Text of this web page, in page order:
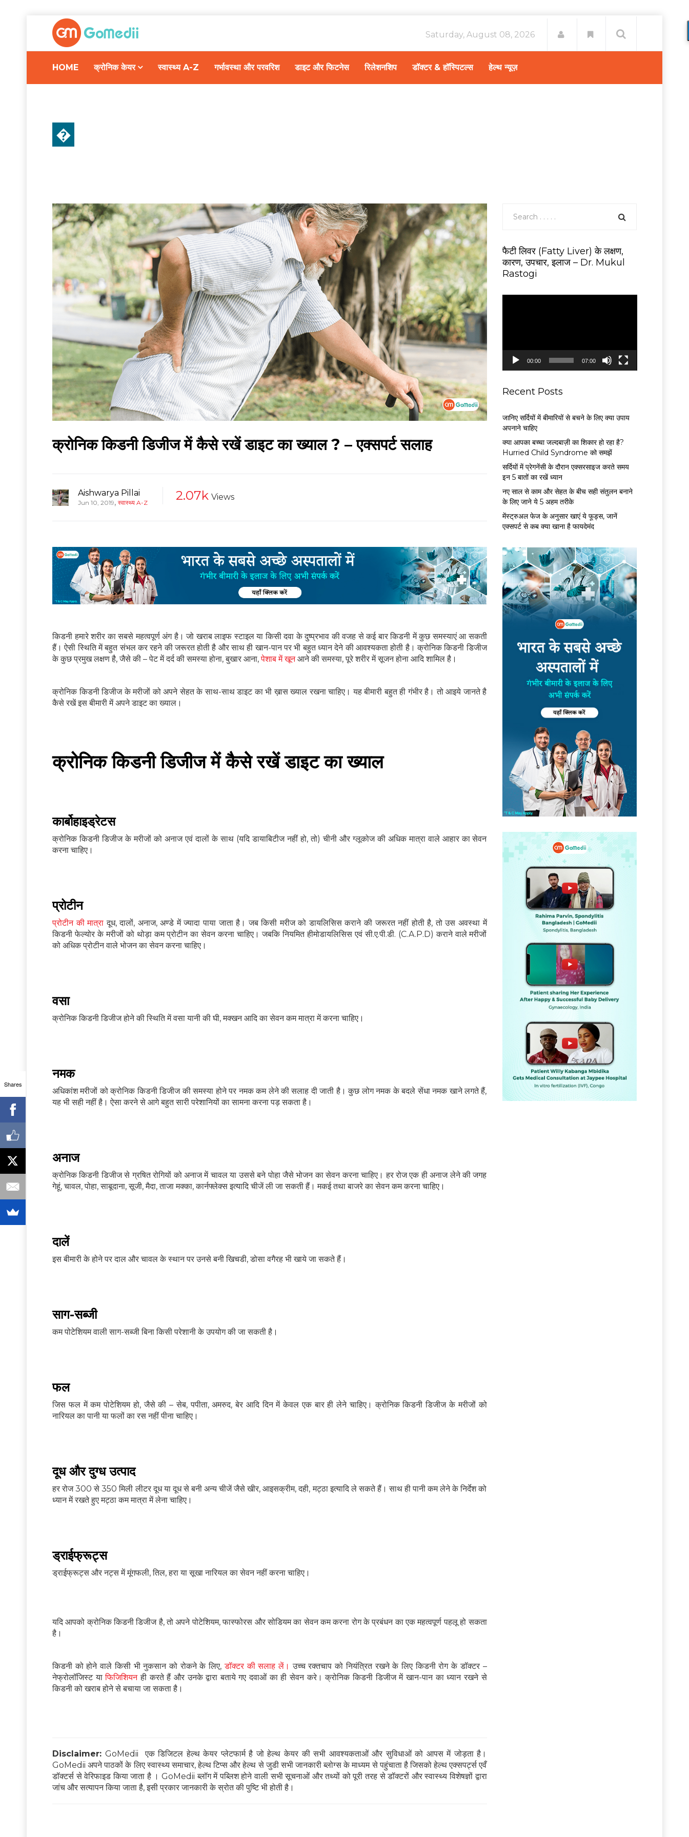
Saturday, August 08, 2026
HOME क्रोनिक केयर स्वास्थ्य A-Z गर्भावस्था और परवरिश डाइट और फिटनेस रिलेशनशिप डॉक्टर & हॉस्पिटल्स हेल्थ न्यूज़
�
क्रोनिक किडनी डिजीज में कैसे रखें डाइट का ख्याल ? – एक्सपर्ट सलाह
Aishwarya Pillai
Jun 10, 2019, स्वास्थ्य A-Z 2.07k Views
किडनी हमारे शरीर का सबसे महत्‍वपूर्ण अंग है। जो खराब लाइफ स्‍टाइल या किसी दवा के दुष्‍प्रभाव की वजह से कई बार किडनी में कुछ समस्‍याएं आ सकती
हैं। ऐसी स्थिति में बहुत संभल कर रहने की जरूरत होती है और साथ ही खान-पान पर भी बहुत ध्यान देने की आवश्यकता होती है। क्रोनिक किडनी डिजीज
के कुछ प्रमुख लक्षण है, जैसे की – पेट में दर्द की समस्या होना, बुखार आना,पेशाब में खूनआने की समस्या, पूरे शरीर में सूजन होना आदि शामिल है।
क्रोनिक किडनी डिजीज के मरीजों को अपने सेहत के साथ-साथ डाइट का भी ख़ास ख्याल रखना चाहिए। यह बीमारी बहुत ही गंभीर है। तो आइये जानते है
कैसे रखें इस बीमारी में अपने डाइट का ख्याल।
क्रोनिक किडनी डिजीज में कैसे रखें डाइट का ख्याल
कार्बोहाइड्रेटस
क्रोनिक किडनी डिजीज के मरीजों को अनाज एवं दालों के साथ (यदि डायाबिटीज नहीं हो, तो) चीनी और ग्लूकोज की अधिक मात्रा वाले आहार का सेवन
करना चाहिए।
प्रोटीन
प्रोटीन की मात्रा दूध, दालों, अनाज, अण्डे में ज्यादा पाया जाता है। जब किसी मरीज को डायलिसिस कराने की जरूरत नहीं होती है, तो उस अवस्था में
किडनी फेल्योर के मरीजों को थोड़ा कम प्रोटीन का सेवन करना चाहिए। जबकि नियमित हीमोडायलिसिस एवं सी.ए.पी.डी. (C.A.P.D) कराने वाले मरीजों
को अधिक प्रोटीन वाले भोजन का सेवन करना चाहिए।
वसा
क्रोनिक किडनी डिजीज होने की स्थिति में वसा यानी की घी, मक्‍खन आदि का सेवन कम मात्रा में करना चाहिए।
नमक
अधिकांश मरीजों को क्रोनिक किडनी डिजीज की समस्या होने पर नमक कम लेने की सलाह दी जाती है। कुछ लोग नमक के बदले सेंधा नमक खाने लगते हैं,
यह भी सही नहीं है। ऐसा करने से आगे बहुत सारी परेशानियों का सामना करना पड़ सकता है।
अनाज
क्रोनिक किडनी डिजीज से ग्रषित रोगियों को अनाज में चावल या उससे बने पोहा जैसे भोजन का सेवन करना चाहिए। हर रोज एक ही अनाज लेने की जगह
गेहूं, चावल, पोहा, साबूदाना, सूजी, मैदा, ताजा मक्का, कार्नफ्लेक्स इत्यादि चीजें ली जा सकती हैं। मकई तथा बाजरे का सेवन कम करना चाहिए।
दालें
इस बीमारी के होने पर दाल और चावल के स्थान पर उनसे बनी खिचडी, डोसा वगैरह भी खाये जा सकते हैं।
साग-सब्जी
कम पोटेशियम वाली साग-सब्‍जी बिना किसी परेशानी के उपयोग की जा सकती है।
फल
जिस फल में कम पोटेशियम हो, जैसे की – सेब, पपीता, अमरुद, बेर आदि दिन में केवल एक बार ही लेने चाहिए। क्रोनिक किडनी डिजीज के मरीजों को
नारियल का पानी या फलों का रस नहीं पीना चाहिए।
दूध और दुग्‍ध उत्‍पाद
हर रोज 300 से 350 मिली लीटर दूध या दूध से बनी अन्य चीजें जैसे खीर, आइसक्रीम, दही, मट्ठा इत्यादि ले सकते हैं। साथ ही पानी कम लेने के निर्देश को
ध्यान में रखते हुए मट्ठा कम मात्रा में लेना चाहिए।
ड्राईफ्रूट्स
ड्राईफ्रूट्स और नट्स में मूंगफली, तिल, हरा या सूखा नारियल का सेवन नहीं करना चाहिए।
यदि आपको क्रोनिक किडनी डिजीज है, तो अपने पोटेशियम, फास्फोरस और सोडियम का सेवन कम करना रोग के प्रबंधन का एक महत्वपूर्ण पहलू हो सकता
है।
किडनी को होने वाले किसी भी नुकसान को रोकने के लिए,डॉक्टर की सलाह लें। उच्च रक्तचाप को नियंत्रित रखने के लिए किडनी रोग के डॉक्टर –
नेफ्रोलॉजिस्ट याफिजिशियनही करते हैं और उनके द्वारा बताये गए दवाओं का ही सेवन करे। क्रोनिक किडनी डिजीज में खान-पान का ध्यान रखने से
किडनी को खराब होने से बचाया जा सकता है।
Disclaimer: GoMedii एक डिजिटल हेल्थ केयर प्लेटफार्म है जो हेल्थ केयर की सभी आवश्यकताओं और सुविधाओं को आपस में जोड़ता है।
GoMedii अपने पाठकों के लिए स्वास्थ्य समाचार, हेल्थ टिप्स और हेल्थ से जुडी सभी जानकारी ब्लोग्स के माध्यम से पहुंचाता है जिसको हेल्थ एक्सपर्ट्स एवँ
डॉक्टर्स से वेरिफाइड किया जाता है । GoMedii ब्लॉग में पब्लिश होने वाली सभी सूचनाओं और तथ्यों को पूरी तरह से डॉक्टरों और स्वास्थ्य विशेषज्ञों द्वारा
जांच और सत्यापन किया जाता है, इसी प्रकार जानकारी के स्रोत की पुष्टि भी होती है।
फैटी लिवर (Fatty Liver) के लक्षण,
कारण, उपचार, इलाज – Dr. Mukul
Rastogi
y
00:00 07:00
Recent Posts
जानिए सर्दियों में बीमारियों से बचने के लिए क्या उपाय
अपनाने चाहिए
क्या आपका बच्चा जल्दबाज़ी का शिकार हो रहा है?
Hurried Child Syndrome को समझें
सर्द‍ियों में प्रेगनेंसी के दौरान एक्सरसाइज करते समय
इन 5 बातों का रखें ध्यान
नए साल से काम और सेहत के बीच सही संतुलन बनाने
के लिए जाने ये 5 अहम तरीके
मेंस्ट्रुअल फेज के अनुसार खाएं ये फूड्स, जानें
एक्सपर्ट से कब क्या खाना है फायदेमंद
Shares
SUBSCRIBE NOW
हेल्थकेयर कम्युनिटी को